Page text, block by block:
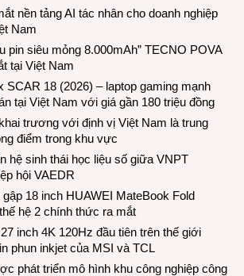
nền tảng AI tác nhân cho doanh nghiệp
Nam
pin siêu mỏng 8.000mAh” TECNO POVA
tại Việt Nam
SCAR 18 (2026) – laptop gaming mạnh
tại Việt Nam với giá gần 180 triệu đồng
trương với định vị Việt Nam là trung
điểm trong khu vực
hệ sinh thái học liệu số giữa VNPT
hội VAEDR
18 inch HUAWEI MateBook Fold
hệ 2 chính thức ra mắt
inch 4K 120Hz đầu tiên trên thế giới
phun inkjet của MSI và TCL
phát triển mô hình khu công nghiệp công